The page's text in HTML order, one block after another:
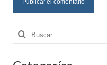
Buscar
por: